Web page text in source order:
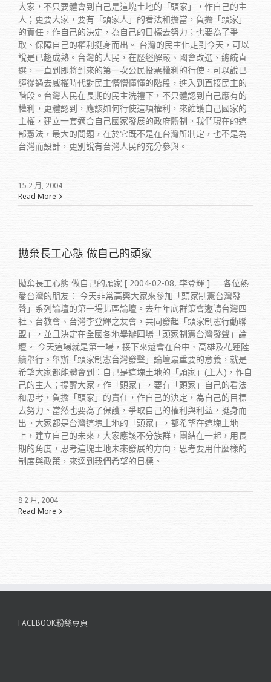
大家，不只要體會到自己是這塊土地的「頭家」，作自己的主
人；更要大家，要有「頭家人」的看法和擔當，負擔「頭家」
的責任，作自己的決定，為自己的目標去努力；也要為了爭
取、保障自己的權利挺身而出。 台灣的民主化走到今天，可以
說是已趨成熟。台灣的人民，在歷經解嚴、國會改選、總統直
選，一直到即將到來的第一次公民投票權利的行使，可以說已
經從過去威權時代對民主懵懵懂懂的階段，進入到直接民主的
階段。台灣人民在長期的民主洗禮下，不只體認到自己應有的
權利，更體認到，應該如何行使這項權利，來維護自己國家的
主權，建立一套適合自己國家發展的政府體制。我們現在的這
部憲法，最大的問題，在於它既不是在台灣所制定，也不是為
台灣而設計，更別說有台灣人民的充分參與。
15 2 月, 2004
Read More
拋棄長工心態 做自己的頭家
拋棄長工心態 做自己的頭家 [ 2004-02-08, 李登輝 ] 各位熱
愛台灣的朋友： 今天非常高興大家來參加「頭家制憲台灣發
聲」系列論壇的第一場北區論壇。去年年底群策會邀請台灣四
社、台教會、台灣李登輝之友會，共同發起「頭家制憲行動聯
盟」，並且決定在全國各地舉辦四場「頭家制憲台灣發聲」論
壇。 今天這場就是第一場，接下來還會在台中、高雄及花蓮陸
續舉行。舉辦「頭家制憲台灣發聲」論壇最重要的意義，就是
希望大家都能體會到：自己是這塊土地的「頭家」(主人)，作自
己的主人；提醒大家，作「頭家」，要有「頭家」自己的看法
和思考，負擔「頭家」的責任，作自己的決定，為自己的目標
去努力。當然也要為了保護，爭取自己的權利與利益，挺身而
出。大家都是台灣這塊土地的「頭家」，都希望在這塊土地
上，建立自己的未來，大家應該不分族群，團結在一起，用長
期的角度，思考這塊土地未來發展的方向，思考要用什麼樣的
制度與政策，來達到我們希望的目標。
8 2 月, 2004
Read More
FACEBOOK粉絲專頁